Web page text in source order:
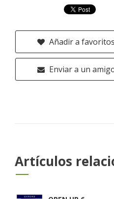
Añadir a favoritos
Enviar a un
Artículos